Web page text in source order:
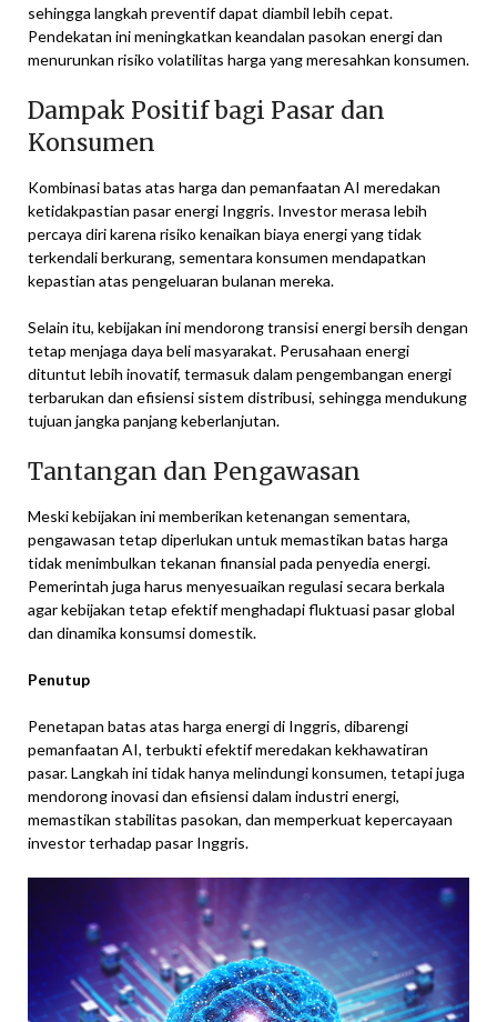
sehingga langkah preventif dapat diambil lebih cepat.
Pendekatan ini meningkatkan keandalan pasokan energi dan
menurunkan risiko volatilitas harga yang meresahkan konsumen.
Dampak Positif bagi Pasar dan
Konsumen
Kombinasi batas atas harga dan pemanfaatan AI meredakan
ketidakpastian pasar energi Inggris. Investor merasa lebih
percaya diri karena risiko kenaikan biaya energi yang tidak
terkendali berkurang, sementara konsumen mendapatkan
kepastian atas pengeluaran bulanan mereka.
Selain itu, kebijakan ini mendorong transisi energi bersih dengan
tetap menjaga daya beli masyarakat. Perusahaan energi
dituntut lebih inovatif, termasuk dalam pengembangan energi
terbarukan dan efisiensi sistem distribusi, sehingga mendukung
tujuan jangka panjang keberlanjutan.
Tantangan dan Pengawasan
Meski kebijakan ini memberikan ketenangan sementara,
pengawasan tetap diperlukan untuk memastikan batas harga
tidak menimbulkan tekanan finansial pada penyedia energi.
Pemerintah juga harus menyesuaikan regulasi secara berkala
agar kebijakan tetap efektif menghadapi fluktuasi pasar global
dan dinamika konsumsi domestik.
Penutup
Penetapan batas atas harga energi di Inggris, dibarengi
pemanfaatan AI, terbukti efektif meredakan kekhawatiran
pasar. Langkah ini tidak hanya melindungi konsumen, tetapi juga
mendorong inovasi dan efisiensi dalam industri energi,
memastikan stabilitas pasokan, dan memperkuat kepercayaan
investor terhadap pasar Inggris.